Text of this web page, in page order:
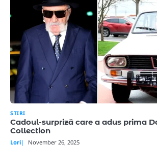
STIRI
Cadoul-surpriză care a adus prima
Collection
Lori November 26, 2025